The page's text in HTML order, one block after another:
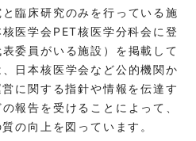
臨床研究のみを行っている施
医学会PET核医学分科会に登
委員がいる施設）を掲載して
日本核医学会など公的機関か
に関する指針や情報を伝達す
報告を受けることによって、
の向上を図っています。